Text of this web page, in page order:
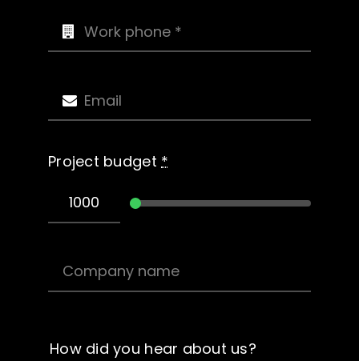
Project budget*
How did you hear about us?